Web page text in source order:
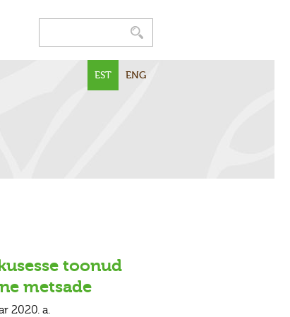
EST ENG
toonud
metsade
2020. a.